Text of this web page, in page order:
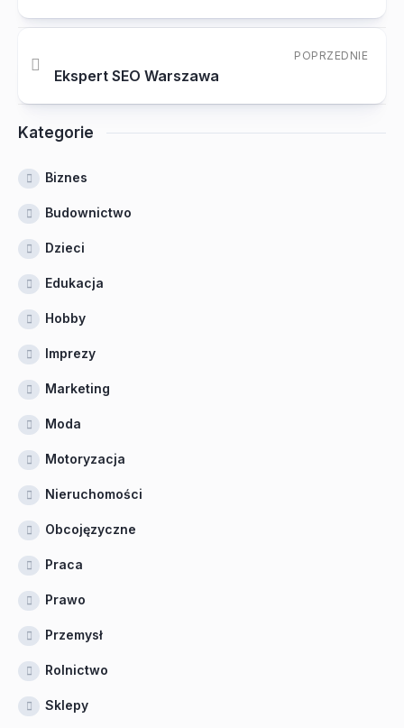
POPRZEDNIE
Ekspert SEO Warszawa
Kategorie
Biznes
Budownictwo
Dzieci
Edukacja
Hobby
Imprezy
Marketing
Moda
Motoryzacja
Nieruchomości
Obcojęzyczne
Praca
Prawo
Przemysł
Rolnictwo
Sklepy